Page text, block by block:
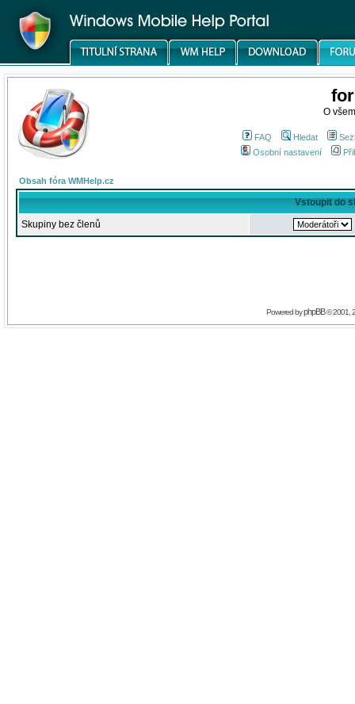
O
FAQ Hledat
Osobní nastavení
Obsah fóra WMHelp.cz
Vstoupit do
Skupiny bez členů
Powered byphpBB© 2001,